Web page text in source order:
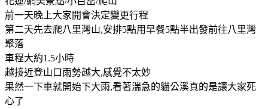
前一天晚上大家開會決定變更行程
第二天先去爬八里灣山,安排5點用早餐5點半出發前往八里灣
聚落
車程大約1.5小時
越接近登山口雨勢越大,感覺不太妙
果然一下車就開始下大雨,看著湍急的貓公溪真的是讓大家死
心了